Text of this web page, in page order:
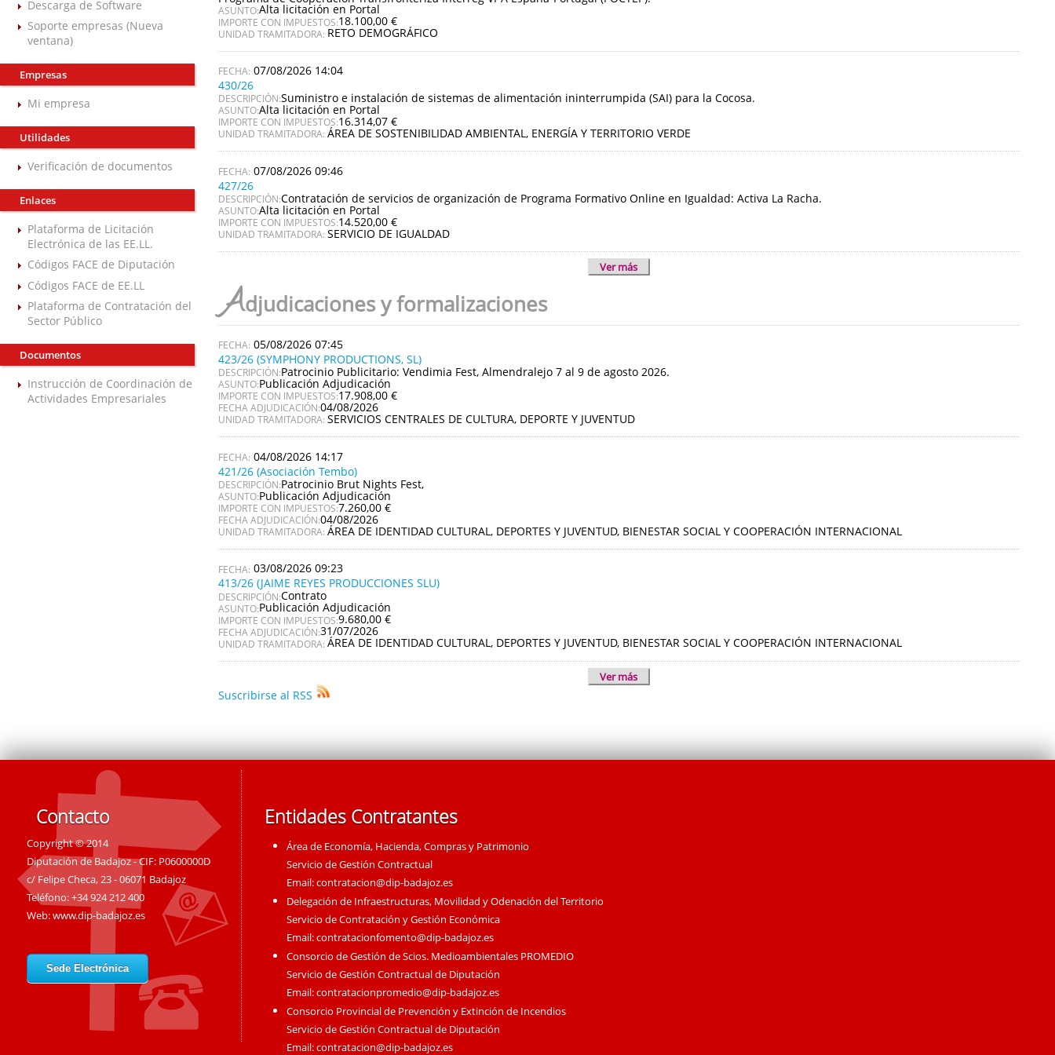
Descarga de Software
Soporte empresas (Nueva
ventana)
Empresas
Mi empresa
Utilidades
Verificación de documentos
Enlaces
Plataforma de Licitación
Electrónica de las EE.LL.
Códigos FACE de Diputación
Códigos FACE de EE.LL
Plataforma de Contratación del
Sector Público
Documentos
Instrucción de Coordinación de
Actividades Empresariales
ASUNTO:Alta licitación en Portal
IMPORTE CON IMPUESTOS:18.100,00 €
UNIDAD TRAMITADORA: RETO DEMOGRÁFICO
07/08/2026 14:04
430/26
DESCRIPCIÓN:Suministro e instalación de sistemas de alimentación ininterrumpida (SAI) para la Cocosa.
ASUNTO:Alta licitación en Portal
IMPORTE CON IMPUESTOS:16.314,07 €
UNIDAD TRAMITADORA: ÁREA DE SOSTENIBILIDAD AMBIENTAL, ENERGÍA Y TERRITORIO VERDE
07/08/2026 09:46
427/26
DESCRIPCIÓN:Contratación de servicios de organización de Programa Formativo Online en Igualdad: Activa La Racha.
ASUNTO:Alta licitación en Portal
IMPORTE CON IMPUESTOS:14.520,00 €
UNIDAD TRAMITADORA: SERVICIO DE IGUALDAD
Ver más
Adjudicaciones y formalizaciones
05/08/2026 07:45
423/26 (SYMPHONY PRODUCTIONS, SL)
DESCRIPCIÓN:Patrocinio Publicitario: Vendimia Fest, Almendralejo 7 al 9 de agosto 2026.
ASUNTO:Publicación Adjudicación
IMPORTE CON IMPUESTOS:17.908,00 €
FECHA ADJUDICACIÓN:04/08/2026
UNIDAD TRAMITADORA: SERVICIOS CENTRALES DE CULTURA, DEPORTE Y JUVENTUD
04/08/2026 14:17
421/26 (Asociación Tembo)
DESCRIPCIÓN:Patrocinio Brut Nights Fest,
ASUNTO:Publicación Adjudicación
IMPORTE CON IMPUESTOS:7.260,00 €
FECHA ADJUDICACIÓN:04/08/2026
UNIDAD TRAMITADORA: ÁREA DE IDENTIDAD CULTURAL, DEPORTES Y JUVENTUD, BIENESTAR SOCIAL Y COOPERACIÓN INTERNACIONAL
03/08/2026 09:23
413/26 (JAIME REYES PRODUCCIONES SLU)
DESCRIPCIÓN:Contrato
ASUNTO:Publicación Adjudicación
IMPORTE CON IMPUESTOS:9.680,00 €
FECHA ADJUDICACIÓN:31/07/2026
UNIDAD TRAMITADORA: ÁREA DE IDENTIDAD CULTURAL, DEPORTES Y JUVENTUD, BIENESTAR SOCIAL Y COOPERACIÓN INTERNACIONAL
Ver más
Suscribirse al RSS
Contacto
Copyright © 2014
Diputación de Badajoz - CIF: P0600000D
c/ Felipe Checa, 23 - 06071 Badajoz
Teléfono: +34 924 212 400
Web:www.dip-badajoz.es
Sede Electrónica
Entidades Contratantes
Área de Economía, Hacienda, Compras y Patrimonio
Servicio de Gestión Contractual
Email:contratacion@dip-badajoz.es
Delegación de Infraestructuras, Movilidad y Odenación del Territorio
Servicio de Contratación y Gestión Económica
Email:contratacionfomento@dip-badajoz.es
Consorcio de Gestión de Scios. Medioambientales PROMEDIO
Servicio de Gestión Contractual de Diputación
Email:contratacionpromedio@dip-badajoz.es
Consorcio Provincial de Prevención y Extinción de Incendios
Servicio de Gestión Contractual de Diputación
Email:contratacion@dip-badajoz.es